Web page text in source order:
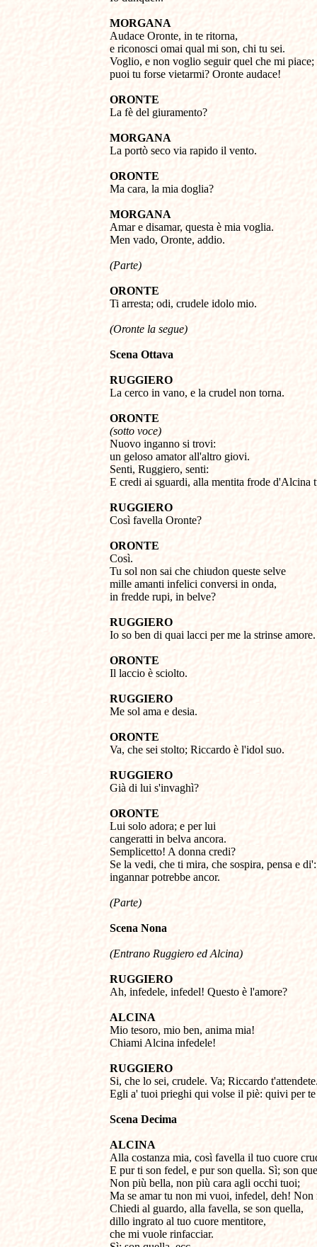
MORGANA
Audace Oronte, in te ritorna,
e riconosci omai qual mi son, chi tu sei.
Voglio, e non voglio seguir quel che mi piace;
puoi tu forse vietarmi? Oronte audace!
ORONTE
La fè del giuramento?
MORGANA
La portò seco via rapido il vento.
ORONTE
Ma cara, la mia doglia?
MORGANA
Amar e disamar, questa è mia voglia.
Men vado, Oronte, addio.
(Parte)
ORONTE
Ti arresta; odi, crudele idolo mio.
(Oronte la segue)
Scena Ottava
RUGGIERO
La cerco in vano, e la crudel non torna.
ORONTE
(sotto voce)
Nuovo inganno si trovi:
un geloso amator all'altro giovi.
Senti, Ruggiero, senti:
E credi ai sguardi, alla mentita frode d'Alcina
RUGGIERO
Così favella Oronte?
ORONTE
Così.
Tu sol non sai che chiudon queste selve
mille amanti infelici conversi in onda,
in fredde rupi, in belve?
RUGGIERO
Io so ben di quai lacci per me la strinse
ORONTE
Il laccio è sciolto.
RUGGIERO
Me sol ama e desia.
ORONTE
Va, che sei stolto; Riccardo è l'idol suo.
RUGGIERO
Già di lui s'invaghì?
ORONTE
Lui solo adora; e per lui
cangeratti in belva ancora.
Semplicetto! A donna credi?
Se la vedi, che ti mira, che sospira, pensa e
ingannar potrebbe ancor.
(Parte)
Scena Nona
(Entrano Ruggiero ed Alcina)
RUGGIERO
Ah, infedele, infedel! Questo è l'amore?
ALCINA
Mio tesoro, mio ben, anima mia!
Chiami Alcina infedele!
RUGGIERO
Si, che lo sei, crudele. Va; Riccardo
Egli a' tuoi prieghi qui volse il piè: quivi per
Scena Decima
ALCINA
Alla costanza mia, così favella il tuo cuore
E pur ti son fedel, e pur son quella. Sì; son
Non più bella, non più cara agli occhi tuoi;
Ma se amar tu non mi vuoi, infedel, deh!
Chiedi al guardo, alla favella, se son quella,
dillo ingrato al tuo cuore mentitore,
che mi vuole rinfacciar.